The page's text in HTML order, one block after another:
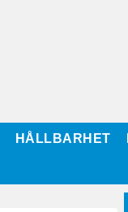
HÅLLBARHET